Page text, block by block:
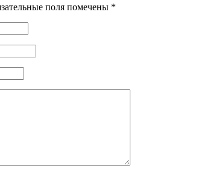
поля помечены *